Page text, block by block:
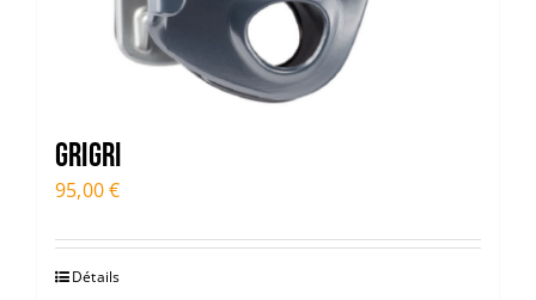
GRIGRI
95,00€
Détails